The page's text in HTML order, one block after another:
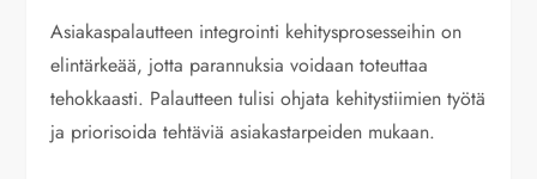
Asiakaspalautteen integrointi kehitysprosesseihin on
elintärkeää, jotta parannuksia voidaan toteuttaa
tehokkaasti. Palautteen tulisi ohjata kehitystiimien työtä
ja priorisoida tehtäviä asiakastarpeiden mukaan.